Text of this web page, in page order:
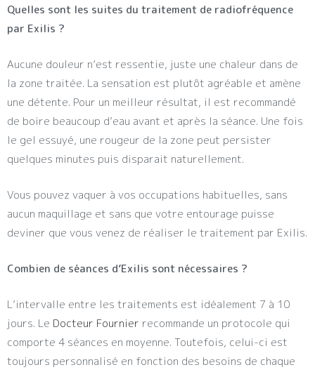
Quelles sont les suites du traitement de radiofréquence
par Exilis ?
Aucune douleur n’est ressentie, juste une chaleur dans de
la zone traitée. La sensation est plutôt agréable et amène
une détente. Pour un meilleur résultat, il est recommandé
de boire beaucoup d’eau avant et après la séance. Une fois
le gel essuyé, une rougeur de la zone peut persister
quelques minutes puis disparait naturellement.
Vous pouvez vaquer à vos occupations habituelles, sans
aucun maquillage et sans que votre entourage puisse
deviner que vous venez de réaliser le traitement par Exilis.
Combien de séances d’Exilis sont nécessaires ?
L’intervalle entre les traitements est idéalement 7 à 10
jours. Le Docteur Fournier recommande un protocole qui
comporte 4 séances en moyenne. Toutefois, celui-ci est
toujours personnalisé en fonction des besoins de chaque